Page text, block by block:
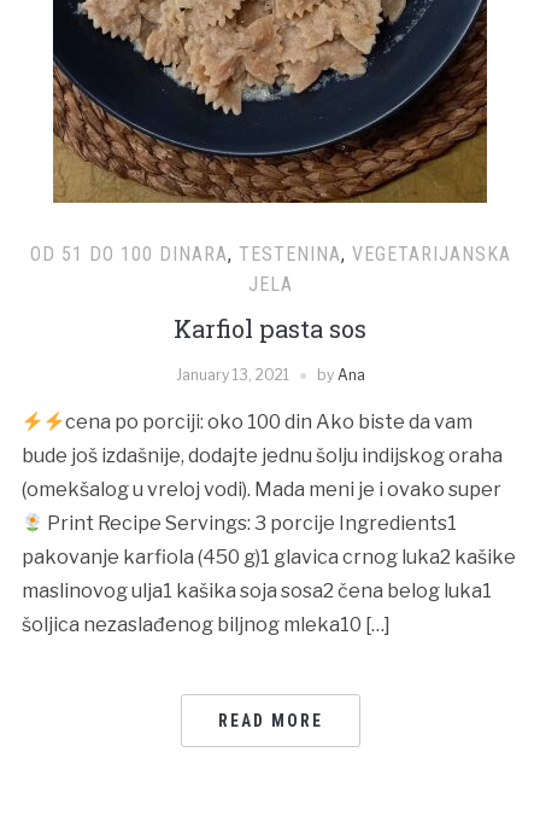
OD 51 DO 100 DINARA, TESTENINA, VEGETARIJANSKA
JELA
Karfiol pasta sos
January 13, 2021 by Ana
cena po porciji: oko 100 din Ako biste da vam
bude još izdašnije, dodajte jednu šolju indijskog oraha
(omekšalog u vreloj vodi). Mada meni je i ovako super
Print Recipe Servings: 3 porcije Ingredients1
pakovanje karfiola (450 g)1 glavica crnog luka2 kašike
maslinovog ulja1 kašika soja sosa2 čena belog luka1
šoljica nezaslađenog biljnog mleka10 […]
READ MORE